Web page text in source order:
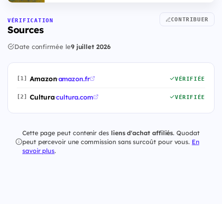
VÉRIFICATION
Sources
CONTRIBUER
Date confirmée le9 juillet 2026
[1] Amazon·amazon.fr VÉRIFIÉE
[2] Cultura·cultura.com VÉRIFIÉE
Cette page peut contenir des liens d'achat affiliés. Quodat
peut percevoir une commission sans surcoût pour vous. En
savoir plus.